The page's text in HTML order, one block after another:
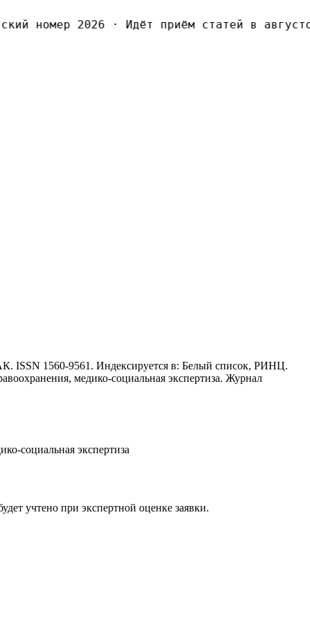
номер 2026· Идёт приём статей в
ISSN 1560-9561. Индексируется в: Белый список, РИНЦ.
медико-социальная экспертиза. Журнал
социальная экспертиза
учтено при экспертной оценке заявки.